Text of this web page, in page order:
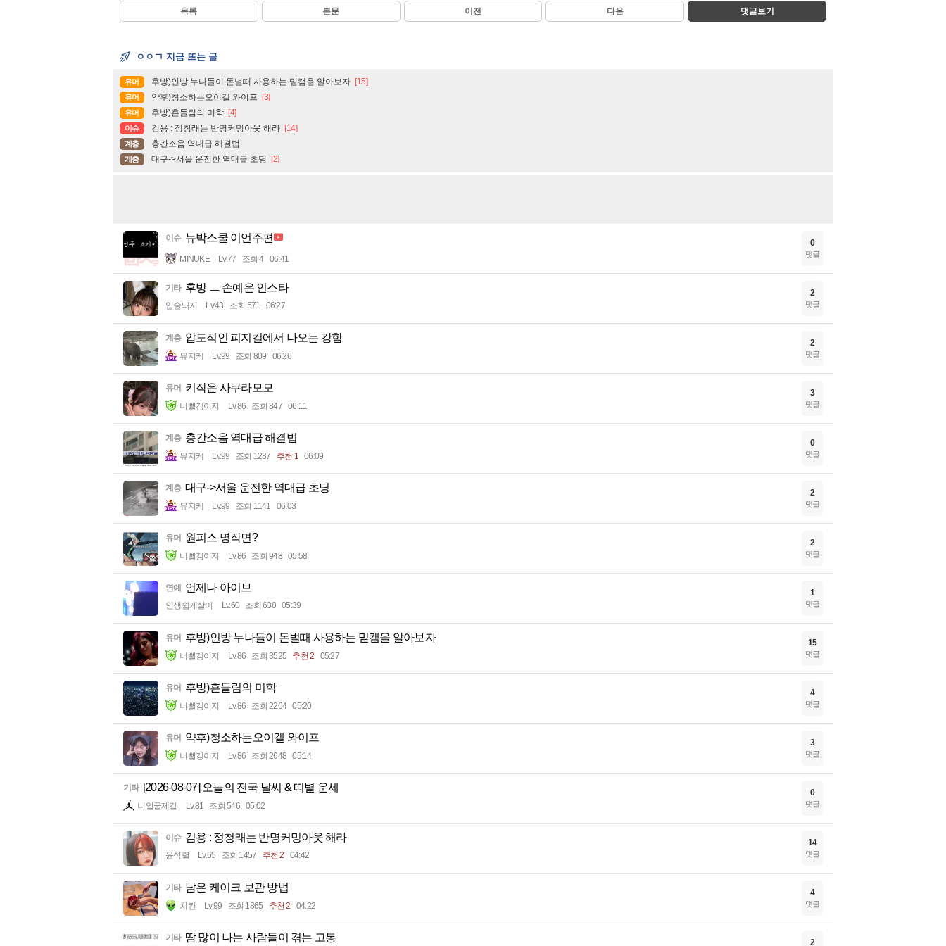
목록 본문 이전 다음 댓글보기
ㅇㅇㄱ 지금 뜨는 글
유머 후방)인방 누나들이 돈벌때 사용하는 밑캠을 알아보자 [15]
유머 약후)청소하는오이갤 와이프 [3]
유머 후방)흔들림의 미학 [4]
이슈 김용 : 정청래는 반명커밍아웃 해라 [14]
계층 층간소음 역대급 해결법
계층 대구->서울 운전한 역대급 초딩 [2]
이슈 뉴박스쿨 이언주편
MINUKE Lv.77 조회 4 06:41
0
댓글
기타 후방 ㅡ 손예은 인스타
입술돼지 Lv.43 조회 571 06:27
2
댓글
계층 압도적인 피지컬에서 나오는 강함
뮤지케 Lv.99 조회 809 06:26
2
댓글
유머 키작은 사쿠라모모
너빨갱이지 Lv.86 조회 847 06:11
3
댓글
계층 층간소음 역대급 해결법
뮤지케 Lv.99 조회 1287 추천 1 06:09
0
댓글
계층 대구->서울 운전한 역대급 초딩
뮤지케 Lv.99 조회 1141 06:03
2
댓글
유머 원피스 명작면?
너빨갱이지 Lv.86 조회 948 05:58
2
댓글
연예 언제나 아이브
인생쉽게살어 Lv.60 조회 638 05:39
1
댓글
유머 후방)인방 누나들이 돈벌때 사용하는 밑캠을 알아보자
너빨갱이지 Lv.86 조회 3525 추천 2 05:27
15
댓글
유머 후방)흔들림의 미학
너빨갱이지 Lv.86 조회 2264 05:20
4
댓글
유머 약후)청소하는오이갤 와이프
너빨갱이지 Lv.86 조회 2648 05:14
3
댓글
기타 [2026-08-07] 오늘의 전국 날씨 & 띠별 운세
니얼굴제길 Lv.81 조회 546 05:02
0
댓글
이슈 김용 : 정청래는 반명커밍아웃 해라
윤석렬 Lv.65 조회 1457 추천 2 04:42
14
댓글
기타 남은 케이크 보관 방법
치킨 Lv.99 조회 1865 추천 2 04:22
4
댓글
기타 땀 많이 나는 사람들이 겪는 고통 2